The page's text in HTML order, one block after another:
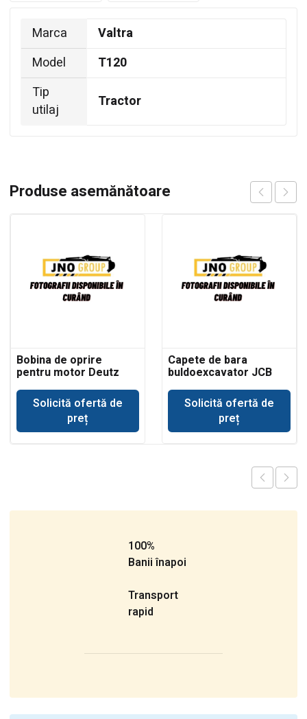
Marca
Valtra
Model
T120
Tip
utilaj
Tractor
Produse asemănătoare
Bobina de oprire
pentru motor Deutz
Solicită ofertă de
preț
Capete de bara
buldoexcavator JCB
Solicită ofertă de
preț
100%
Banii înapoi
Transport
rapid